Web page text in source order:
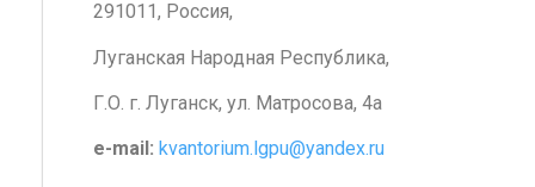
291011, Россия,
Луганская Народная Республика,
Г.О. г. Луганск, ул. Матросова, 4а
e-mail: kvantorium.lgpu@yandex.ru